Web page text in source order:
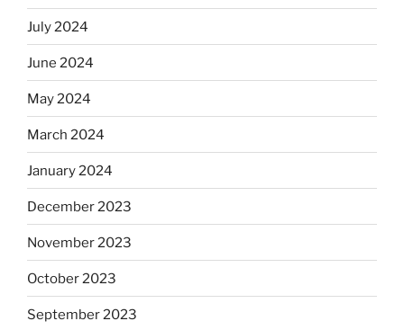
July 2024
June 2024
May 2024
March 2024
January 2024
December 2023
November 2023
October 2023
September 2023